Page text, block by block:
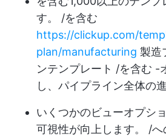
す。 /を含む
https://clickup.com/
plan/manufacturing 製造
ンテンプレート /を含む -
し、パイプライン全体の
いくつかのビューオプシ
可視性が向上します。 /へ